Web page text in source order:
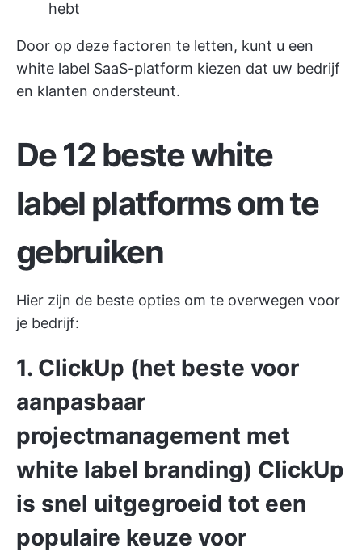
hebt
Door op deze factoren te letten, kunt u een
white label SaaS-platform kiezen dat uw bedrijf
en klanten ondersteunt.
De 12 beste white
label platforms om te
gebruiken
Hier zijn de beste opties om te overwegen voor
je bedrijf:
1. ClickUp (het beste voor
aanpasbaar
projectmanagement met
white label branding) ClickUp
is snel uitgegroeid tot een
populaire keuze voor